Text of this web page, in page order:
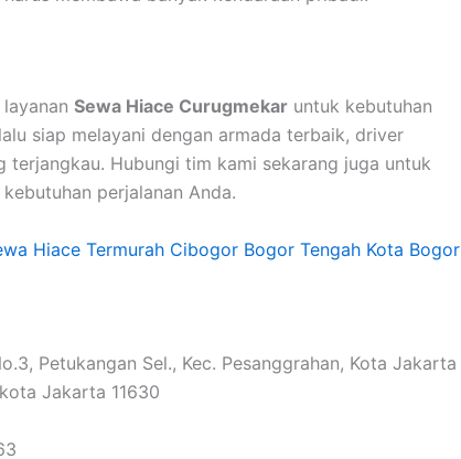
Sewa Hiace Curugmekar untuk kebutuhan
siap melayani dengan armada terbaik, driver
terjangkau. Hubungi tim kami sekarang juga untuk
perjalanan Anda.
Hiace Termurah Cibogor Bogor Tengah Kota Bogor
Petukangan Sel., Kec. Pesanggrahan, Kota Jakarta
Jakarta 11630